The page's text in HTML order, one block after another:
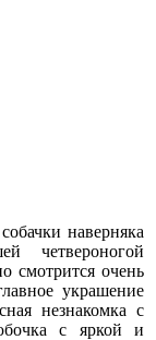
наверняка
четвероногой
смотрится очень
украшение
незнакомка с
с яркой и